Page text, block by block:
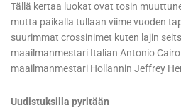
Tällä kertaa luokat ovat tosin
mutta paikalla tullaan viime vuoden
suurimmat crossinimet kuten lajin
maailmanmestari Italian Antonio
maailmanmestari Hollannin Jeffrey
Uudistuksilla pyritään